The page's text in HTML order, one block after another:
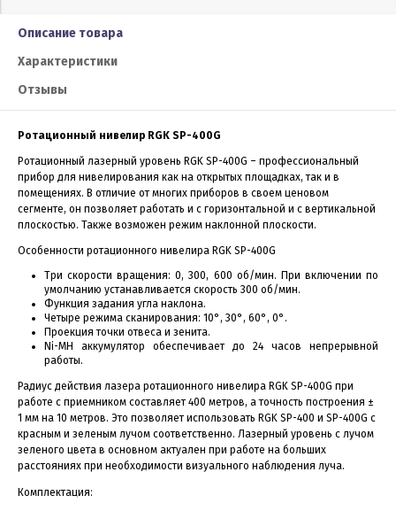
Описание товара
Характеристики
Отзывы
Ротационный нивелир RGK SP-400G
Ротационный лазерный уровень RGK SP-400G – профессиональный
прибор для нивелирования как на открытых площадках, так и в
помещениях. В отличие от многих приборов в своем ценовом
сегменте, он позволяет работать и с горизонтальной и с вертикальной
плоскостью. Также возможен режим наклонной плоскости.
Особенности ротационного нивелира RGK SP-400G
Три скорости вращения: 0, 300, 600 об/мин. При включении по
умолчанию устанавливается скорость 300 об/мин.
Функция задания угла наклона.
Четыре режима сканирования: 10°, 30°, 60°, 0°.
Проекция точки отвеса и зенита.
Ni-MH аккумулятор обеспечивает до 24 часов непрерывной
работы.
Радиус действия лазера ротационного нивелира RGK SP-400G при
работе с приемником составляет 400 метров, а точность построения ±
1 мм на 10 метров. Это позволяет использовать RGK SP-400 и SP-400G c
красным и зеленым лучом соответственно. Лазерный уровень с лучом
зеленого цвета в основном актуален при работе на больших
расстояниях при необходимости визуального наблюдения луча.
Комплектация: